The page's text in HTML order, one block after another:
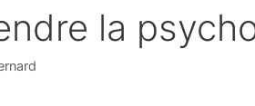
la